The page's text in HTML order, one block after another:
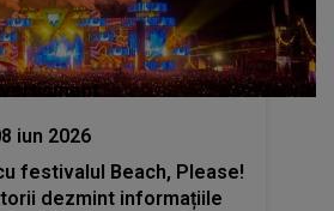
iun 2026
festivalul Beach, Please!
dezmint informațiile